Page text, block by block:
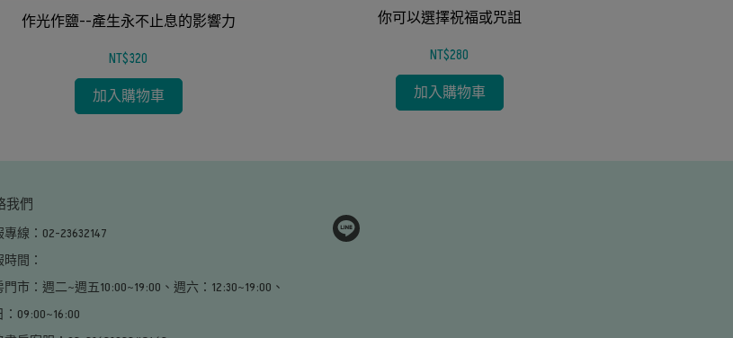
作光作鹽--產生永不止息的影響力
NT$320
加入購物車
你可以選擇祝福或咒詛
NT$280
加入購物車
我們
專線：02-23632147
間：
門市：週二~週五10:00~19:00、週六：12:30~19:00、
09:00~16:00